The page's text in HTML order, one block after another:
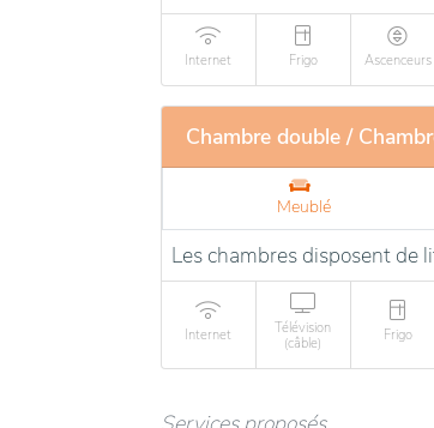
Internet Frigo Ascenceurs
Chambre double /
Meublé
Les chambres disposent de
Internet
Télévision
(câble)
Frigo